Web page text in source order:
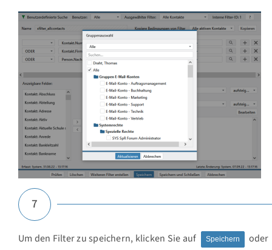
7
Um den Filter zu speichern, klicken Sie auf Speichern oder